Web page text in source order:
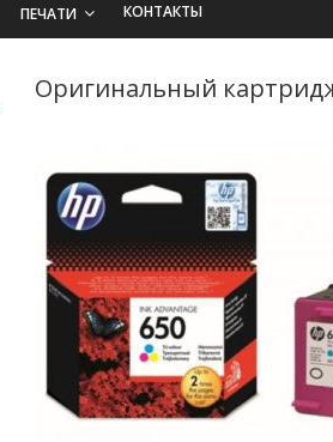
ПЕЧАТИ КОНТАКТЫ
Оригинальный картридж